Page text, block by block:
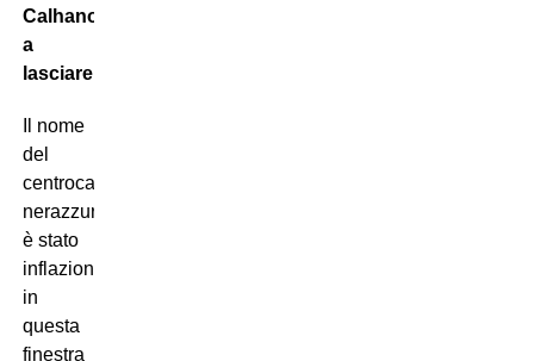
Calhanoglu
a
lasciare l’Inter
Il nome
del
centrocampista
nerazzurro
è stato
inflazionatissimo
in
questa
finestra